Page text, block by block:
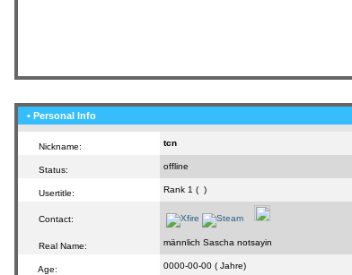
• Personal Info
Nickname: tcn
Status: offline
Usertitle: Rank 1 ( )
Contact:
Real Name: männlich Sascha notsayin
Age: 0000-00-00 ( Jahre)